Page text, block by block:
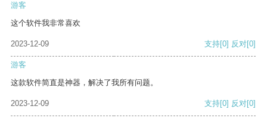
游客
这个软件我非常喜欢
2023-12-09 支持[0] 反对[0]
游客
这款软件简直是神器，解决了我所有问题。
2023-12-09 支持[0] 反对[0]